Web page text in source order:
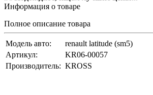
Информация о товаре
Полное описание товара
Модель авто:
renault latitude (sm5)
Артикул:
KR06-00057
Производитель: KROSS